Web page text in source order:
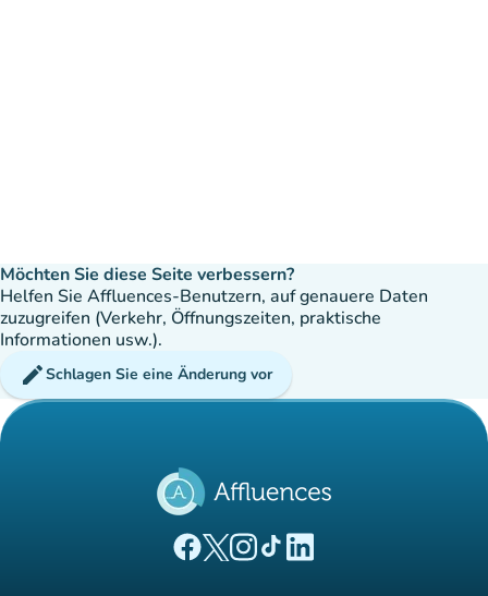
Möchten Sie diese Seite verbessern?
Helfen Sie Affluences-Benutzern, auf genauere Daten
zuzugreifen (Verkehr, Öffnungszeiten, praktische
Informationen usw.).
editSchlagen Sie eine Änderung vor
(new tab)
(new tab)
(new tab)(new tab)